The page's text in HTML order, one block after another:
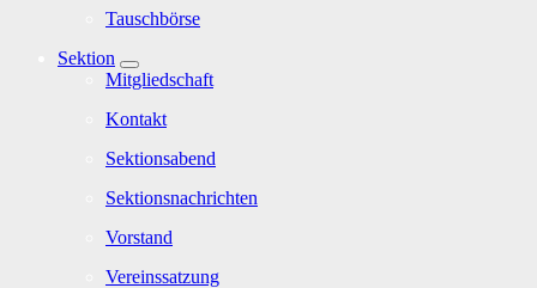
Tauschbörse
Sektion
Mitgliedschaft
Kontakt
Sektionsabend
Sektionsnachrichten
Vorstand
Vereinssatzung